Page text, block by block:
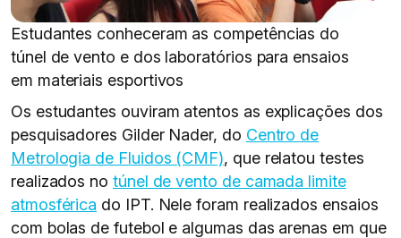
Estudantes conheceram as competências do
túnel de vento e dos laboratórios para ensaios
em materiais esportivos
Os estudantes ouviram atentos as explicações dos
pesquisadores Gilder Nader, do Centro de
Metrologia de Fluidos (CMF), que relatou testes
realizados no túnel de vento de camada limite
atmosférica do IPT. Nele foram realizados ensaios
com bolas de futebol e algumas das arenas em que